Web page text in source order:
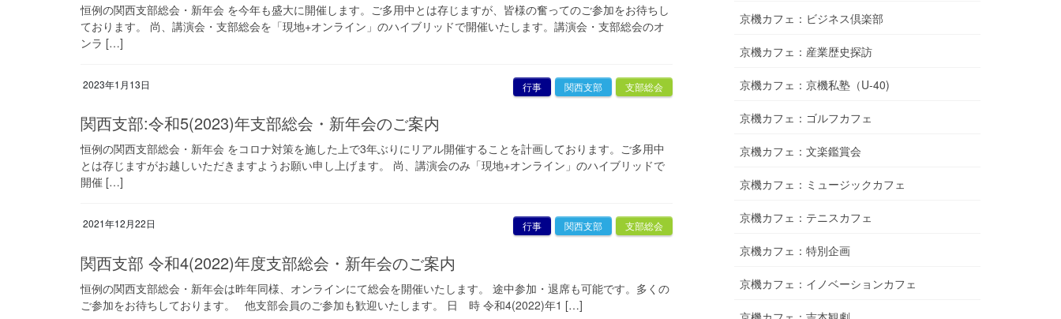
恒例の関西支部総会・新年会 を今年も盛大に開催します。ご多用中とは存じますが、皆様の奮ってのご参加をお待ちし
ております。 尚、講演会・支部総会を「現地+オンライン」のハイブリッドで開催いたします。講演会・支部総会のオ
ンラ […]
2023年1月13日 支部総会
関西支部
行事
関西支部:令和5(2023)年支部総会・新年会のご案内
恒例の関西支部総会・新年会 をコロナ対策を施した上で3年ぶりにリアル開催することを計画しております。ご多用中
とは存じますがお越しいただきますようお願い申し上げます。 尚、講演会のみ「現地+オンライン」のハイブリッドで
開催 […]
2021年12月22日 支部総会
関西支部
行事
関西支部 令和4(2022)年度支部総会・新年会のご案内
恒例の関西支部総会・新年会は昨年同様、オンラインにて総会を開催いたします。 途中参加・退席も可能です。多くの
ご参加をお待ちしております。 他支部会員のご参加も歓迎いたします。 日 時 令和4(2022)年1 […]
京機カフェ：ビジネス倶楽部
京機カフェ：産業歴史探訪
京機カフェ：京機私塾（U-40)
京機カフェ：ゴルフカフェ
京機カフェ：文楽鑑賞会
京機カフェ：ミュージックカフェ
京機カフェ：テニスカフェ
京機カフェ：特別企画
京機カフェ：イノベーションカフェ